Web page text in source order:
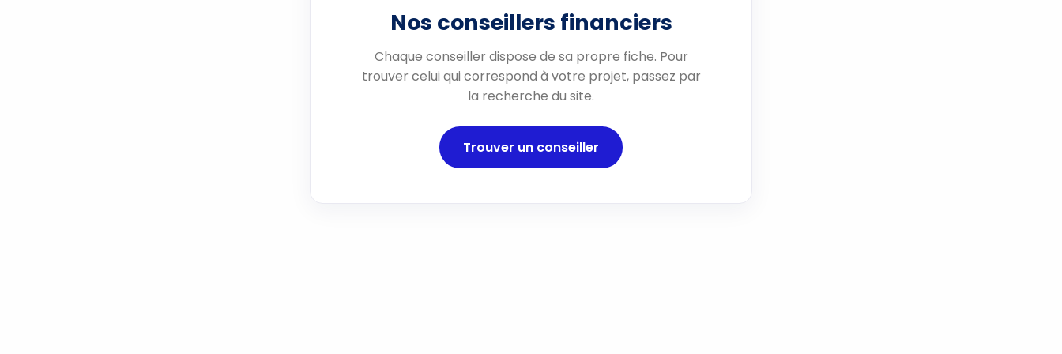
Nos conseillers financiers
Chaque conseiller dispose de sa propre fiche. Pour
trouver celui qui correspond à votre projet, passez par
la recherche du site.
Trouver un conseiller